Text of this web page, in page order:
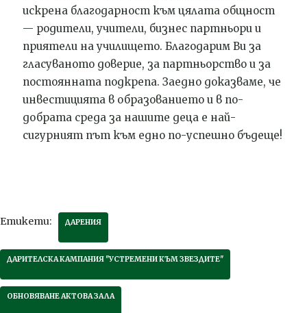
искрена благодарност към цялата общност
— родители, учители, бизнес партньори и
приятели на училището. Благодарим Ви за
гласуваното доверие, за партньорство и за
постоянната подкрепа. Заедно доказваме, че
инвестицията в образованието и в по-
добрата среда за нашите деца е най-
сигурният път към едно по-успешно бъдеще!
Етикети: ДАРЕНИЯ
ДАРИТЕЛСКА КАМПАНИЯ "УСТРЕМЕНИ КЪМ ЗВЕЗДИТЕ"
ОБНОВЯВАНЕ АКТОВА ЗАЛА